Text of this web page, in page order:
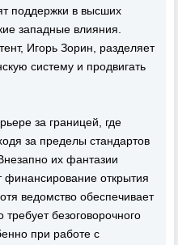
поддержки в высших
западные влияния.
Игорь Зорин, разделяет
систему и продвигать
за границей, где
за пределы стандартов
их фантазии
финансирование открытия
ведомство обеспечивает
безоговорочного
при работе с